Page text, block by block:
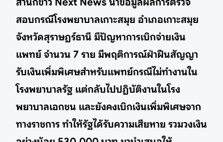
สอบกรณีโรงพยาบาลเกาะสมุย อำเภอเกาะสมุย
จังหวัดสุราษฏร์ธานี มีปัญหาการเบิกจ่ายเงิน
แพทย์ จำนวน 7 ราย มีพฤติการณ์ฝ่าฝืนสัญญา
รับเงินเพิ่มพิเศษสำหรับแพทย์กรณีไม่ทำงานใน
โรงพยาบาลรัฐ แต่กลับไปปฏิบัติงานในโรง
พยาบาลเอกชน และยังคงเบิกเงินเพิ่มพิเศษจาก
ทางราชการ ทำให้รัฐได้รับความเสียหาย รวมวงเงิน